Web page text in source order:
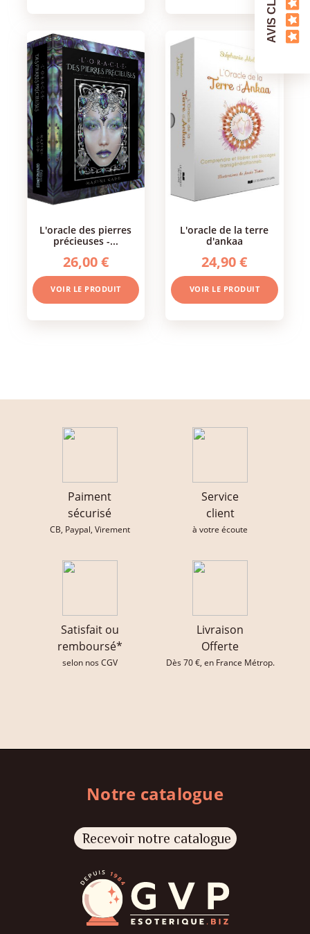
l'oracle des pierres
précieuses -...
26,00 €
VOIR LE PRODUIT
l'oracle de la terre
d'ankaa
24,90 €
VOIR LE PRODUIT
Paiment
sécurisé
CB, Paypal, Virement
Service
client
à votre écoute
Satisfait ou
remboursé*
selon nos CGV
Livraison
Offerte
Dès 70 €, en France Métrop.
Notre catalogue
Recevoir notre catalogue